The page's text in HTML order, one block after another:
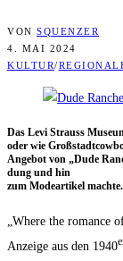
VON SQUENZER
4. MAI 2024
KULTUR/
Das Levi Strauss
oder wie
Ange­bot von „Dude
dung und hin
zum Mode­ar­ti­kel
„Whe­re the romance
Anzei­ge aus den 1940